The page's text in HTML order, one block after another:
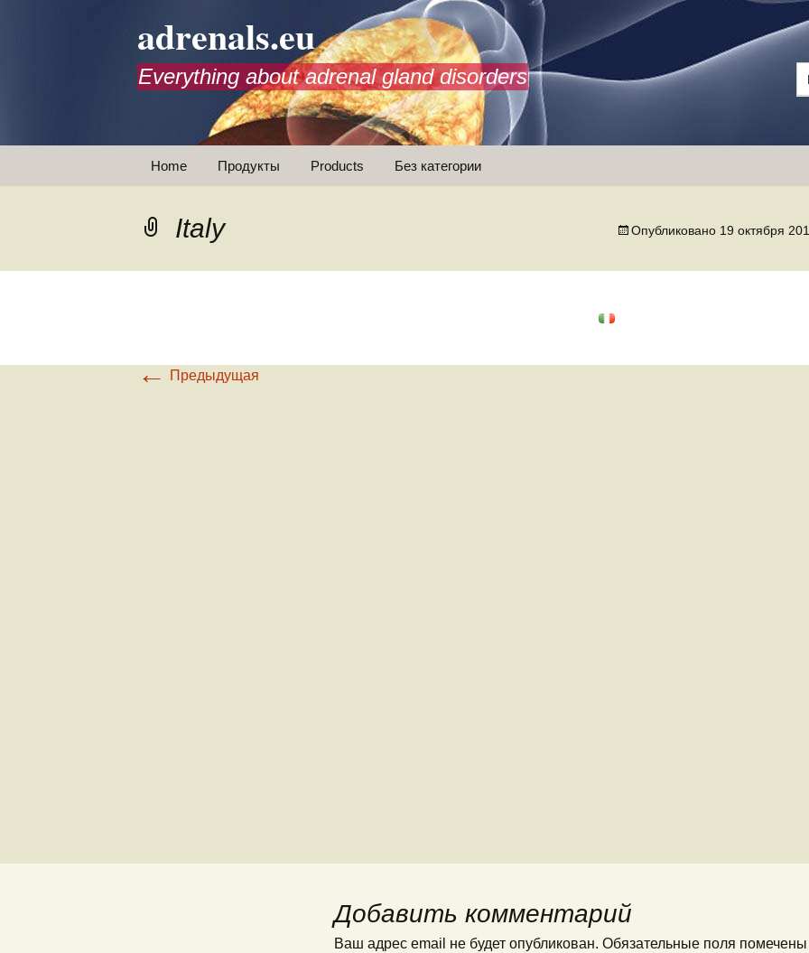
adrenals.eu
Everything about adrenal gland disorders
Home Продукты Products Без категории
Italy Опубликовано 19 октября
← Предыдущая
Добавить комментарий
Ваш адрес email не будет опубликован. Обязательные поля